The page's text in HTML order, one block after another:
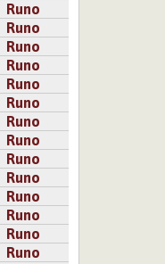
Runo
Runo
Runo
Runo
Runo
Runo
Runo
Runo
Runo
Runo
Runo
Runo
Runo
Runo